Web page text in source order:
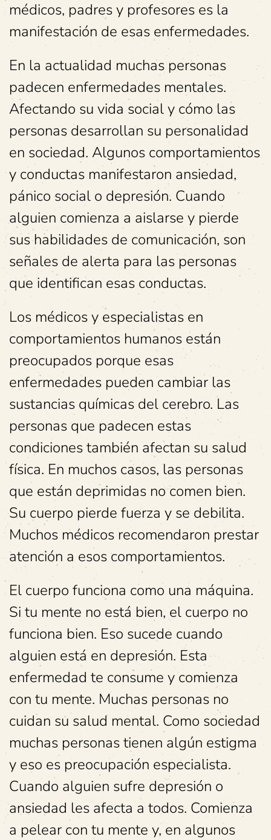
médicos, padres y profesores es la
manifestación de esas enfermedades.
En la actualidad muchas personas
padecen enfermedades mentales.
Afectando su vida social y cómo las
personas desarrollan su personalidad
en sociedad. Algunos comportamientos
y conductas manifestaron ansiedad,
pánico social o depresión. Cuando
alguien comienza a aislarse y pierde
sus habilidades de comunicación, son
señales de alerta para las personas
que identifican esas conductas.
Los médicos y especialistas en
comportamientos humanos están
preocupados porque esas
enfermedades pueden cambiar las
sustancias químicas del cerebro. Las
personas que padecen estas
condiciones también afectan su salud
física. En muchos casos, las personas
que están deprimidas no comen bien.
Su cuerpo pierde fuerza y ​​se debilita.
Muchos médicos recomendaron prestar
atención a esos comportamientos.
El cuerpo funciona como una máquina.
Si tu mente no está bien, el cuerpo no
funciona bien. Eso sucede cuando
alguien está en depresión. Esta
enfermedad te consume y comienza
con tu mente. Muchas personas no
cuidan su salud mental. Como sociedad
muchas personas tienen algún estigma
y eso es preocupación especialista.
Cuando alguien sufre depresión o
ansiedad les afecta a todos. Comienza
a pelear con tu mente y, en algunos